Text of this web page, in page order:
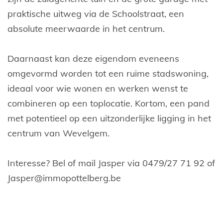
praktische uitweg via de Schoolstraat, een
absolute meerwaarde in het centrum.
Daarnaast kan deze eigendom eveneens
omgevormd worden tot een ruime stadswoning,
ideaal voor wie wonen en werken wenst te
combineren op een toplocatie. Kortom, een pand
met potentieel op een uitzonderlijke ligging in het
centrum van Wevelgem.
Interesse? Bel of mail Jasper via 0479/27 71 92 of
Jasper@immopottelberg.be